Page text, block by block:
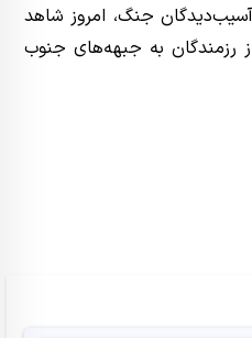
جنگ، امروز شاهد
رزمندگان به جبهه‌های جنوب